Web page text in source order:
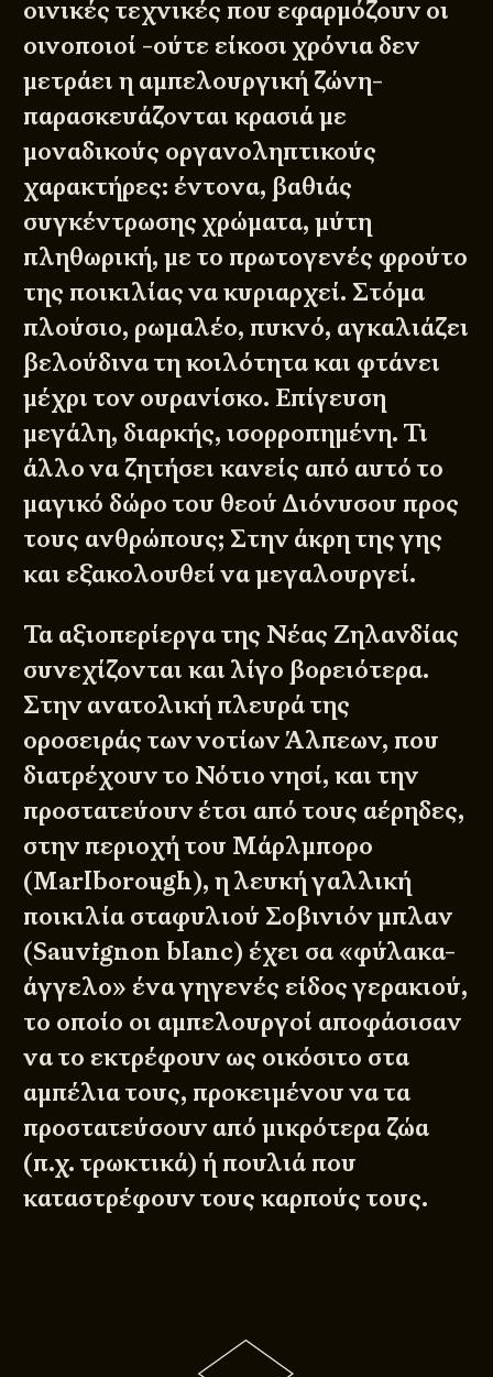
οινικές τεχνικές που εφαρμόζουν οι
οινοποιοί -ούτε είκοσι χρόνια δεν
μετράει η αμπελουργική ζώνη-
παρασκευάζονται κρασιά με
μοναδικούς οργανοληπτικούς
χαρακτήρες: έντονα, βαθιάς
συγκέντρωσης χρώματα, μύτη
πληθωρική, με το πρωτογενές φρούτο
της ποικιλίας να κυριαρχεί. Στόμα
πλούσιο, ρωμαλέο, πυκνό, αγκαλιάζει
βελούδινα τη κοιλότητα και φτάνει
μέχρι τον ουρανίσκο. Επίγευση
μεγάλη, διαρκής, ισορροπημένη. Τι
άλλο να ζητήσει κανείς από αυτό το
μαγικό δώρο του θεού Διόνυσου προς
τους ανθρώπους; Στην άκρη της γης
και εξακολουθεί να μεγαλουργεί.
Τα αξιοπερίεργα της Νέας Ζηλανδίας
συνεχίζονται και λίγο βορειότερα.
Στην ανατολική πλευρά της
οροσειράς των νοτίων Άλπεων, που
διατρέχουν το Νότιο νησί, και την
προστατεύουν έτσι από τους αέρηδες,
στην περιοχή του Μάρλμπορο
(Marlborough), η λευκή γαλλική
ποικιλία σταφυλιού Σοβινιόν μπλαν
(Sauvignon blanc) έχει σα «φύλακα-
άγγελο» ένα γηγενές είδος γερακιού,
το οποίο οι αμπελουργοί αποφάσισαν
να το εκτρέφουν ως οικόσιτο στα
αμπέλια τους, προκειμένου να τα
προστατεύσουν από μικρότερα ζώα
(π.χ. τρωκτικά) ή πουλιά που
καταστρέφουν τους καρπούς τους.